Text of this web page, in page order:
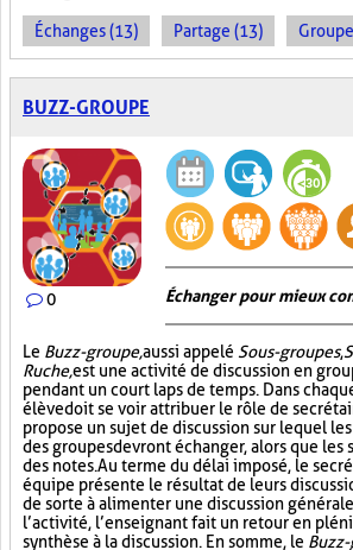
Échanges (13) Partage (13)
BUZZ-GROUPE
0 Échanger pour mieux
Le Buzz-groupe,aussi appelé Sous-groupes,
Ruche,est une activité de discussion en
pendant un court laps de temps. Dans
élève doit se voir attribuer le rôle de
propose un sujet de discussion sur lequel
des groupes devront échanger, alors que
des notes. Au terme du délai imposé, le
équipe présente le résultat de leurs
de sorte à alimenter une discussion
l’activité, l’enseignant fait un retour en
synthèse à la discussion. En somme, le